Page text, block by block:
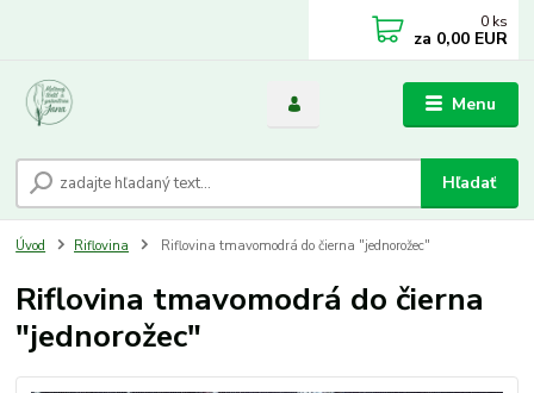
Menu
Hľadať
0 ks
za 0,00 EUR
Úvod Riflovina Riflovina tmavomodrá do čierna "jednorožec"
Riflovina tmavomodrá do čierna
"jednorožec"